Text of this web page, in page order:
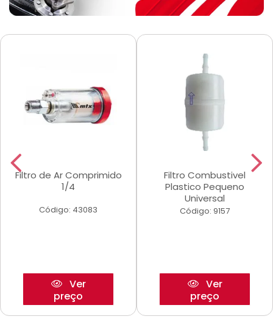
Filtro de Ar Comprimido
1/4
Código: 43083
Ver
preço
Filtro Combustivel
Plastico Pequeno
Universal
Código: 9157
Ver
preço